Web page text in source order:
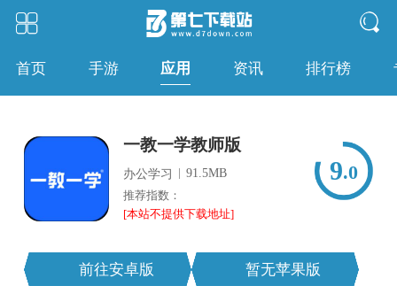
首页 手游 应用 资讯 排行榜
一教一学教师版
办公学习 |91.5MB
推荐指数：
[本站不提供下载地址]
9.0
前往安卓版 暂无苹果版